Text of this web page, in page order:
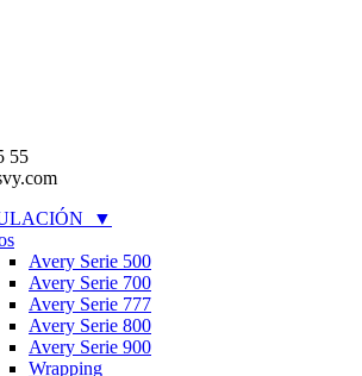
55
▼
Avery Serie 500
Avery Serie 700
Avery Serie 777
Avery Serie 800
Avery Serie 900
Wrapping